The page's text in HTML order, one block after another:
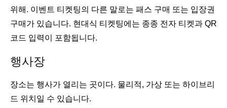
위해. 이벤트 티켓팅의 다른 말로는 패스 구매 또는 입장권
구매가 있습니다. 현대식 티켓팅에는 종종 전자 티켓과 QR
코드 입력이 포함됩니다.
행사장
장소는 행사가 열리는 곳이다. 물리적, 가상 또는 하이브리
드 위치일 수 있습니다.